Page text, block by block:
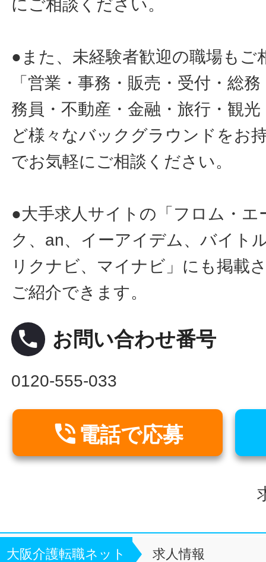
にご相談ください。
●また、未経験者歓迎の職場もご
「営業・事務・販売・受付・総
務員・不動産・金融・旅行・観
ど様々なバックグラウンドをお
でお気軽にご相談ください。
●大手求人サイトの「フロム・
ク、an、イーアイデム、バイト
リクナビ、マイナビ」にも掲載
ご紹介できます。
local_phone お問い合わせ番号
0120-555-033
 電話で応募
大阪介護転職ネット 求人情報